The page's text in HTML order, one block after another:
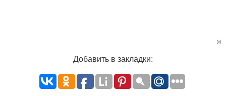
©
Добавить в закладки: